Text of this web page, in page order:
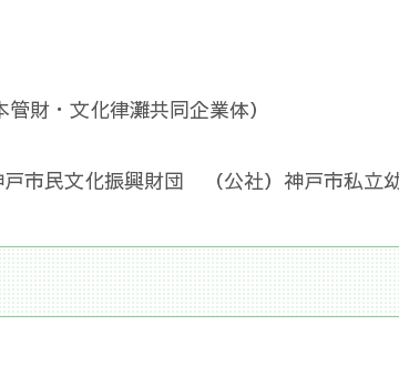
財・文化律灘共同企業体）
市民文化振興財団 （公社）神戸市私立